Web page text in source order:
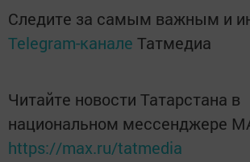
Следите за самым важным и
Telegram-канале Татмедиа
Читайте новости Татарстана в
национальном мессенджере
https://max.ru/tatmedia